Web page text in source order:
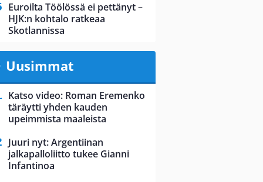
Euroilta Töölössä ei pettänyt –
HJK:n kohtalo ratkeaa
Skotlannissa
Uusimmat
Katso video: Roman Eremenko
täräytti yhden kauden
upeimmista maaleista
Juuri nyt: Argentiinan
jalkapalloliitto tukee Gianni
Infantinoa